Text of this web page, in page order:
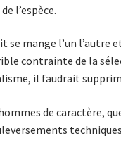
l’espèce.
mange l’un l’autre
con­trainte de la
il faudrait
de caractère,